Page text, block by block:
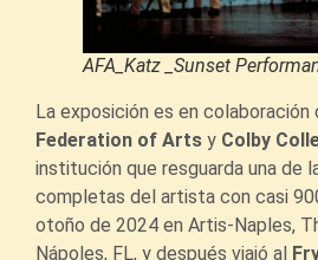
AFA_Katz _Sunset
La exposición es en colaboración
Federation of Arts y Colby
institución que resguarda una de
completas del artista con casi
otoño de 2024 en Artis-Naples,
Nápoles, FL, y después viajó al